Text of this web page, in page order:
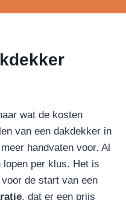
wat de kosten
van een dakdekker in
handvaten voor. Al
per klus. Het is
de start van een
, dat er een prijs